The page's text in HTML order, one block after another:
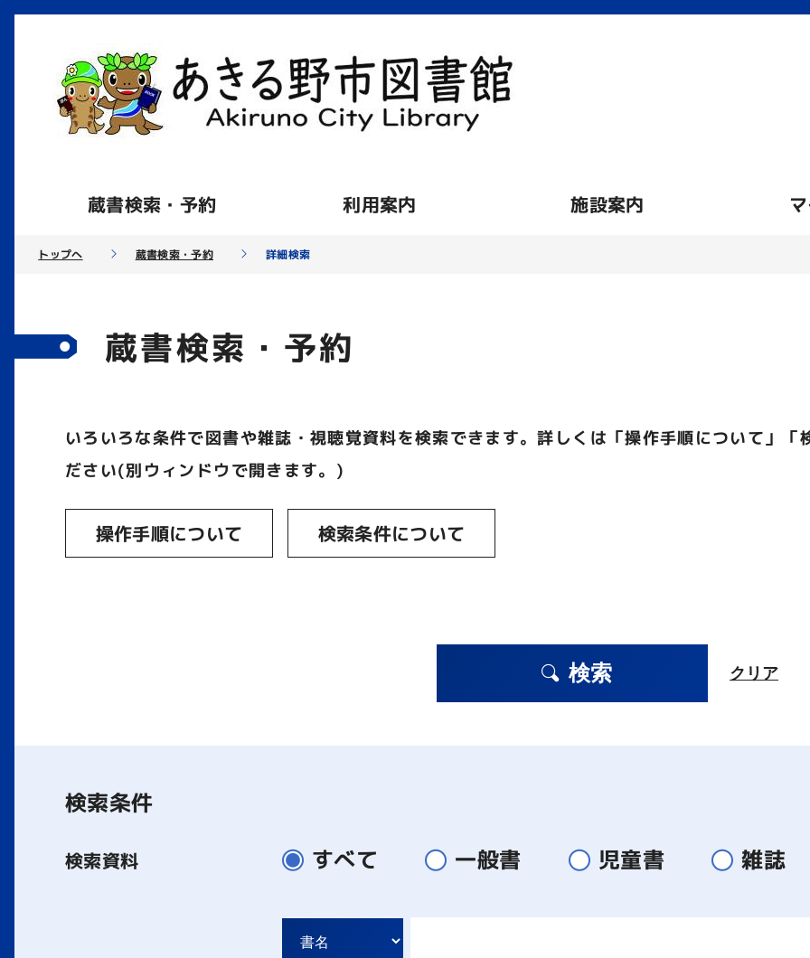
蔵書検索・予約 利用案内 施設案内
トップへ 蔵書検索・予約 詳細検索
蔵書検索・予約
いろいろな条件で図書や雑誌・視聴覚資料を検索できます。詳しくは「操作手順について」
ださい(別ウィンドウで開きます。)
操作手順について 検索条件について
検索 クリア
検索条件
検索資料 すべて 一般書 児童書 雑誌